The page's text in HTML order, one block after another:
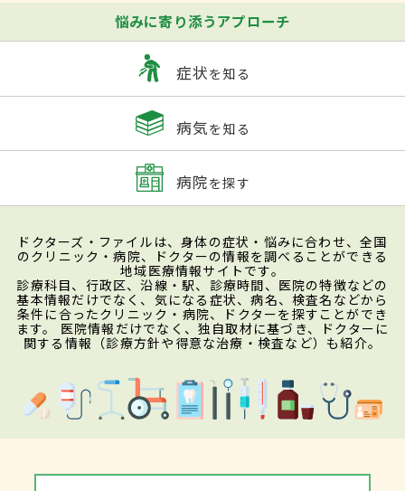
悩みに寄り添うアプローチ
症状を知る
病気を知る
病院を探す
ドクターズ・ファイルは、身体の症状・悩みに合わせ、全国
のクリニック・病院、ドクターの情報を調べることができる
地域医療情報サイトです。
診療科目、行政区、沿線・駅、診療時間、医院の特徴などの
基本情報だけでなく、気になる症状、病名、検査名などから
条件に合ったクリニック・病院、ドクターを探すことができ
ます。 医院情報だけでなく、独自取材に基づき、ドクターに
関する情報（診療方針や得意な治療・検査など）も紹介。